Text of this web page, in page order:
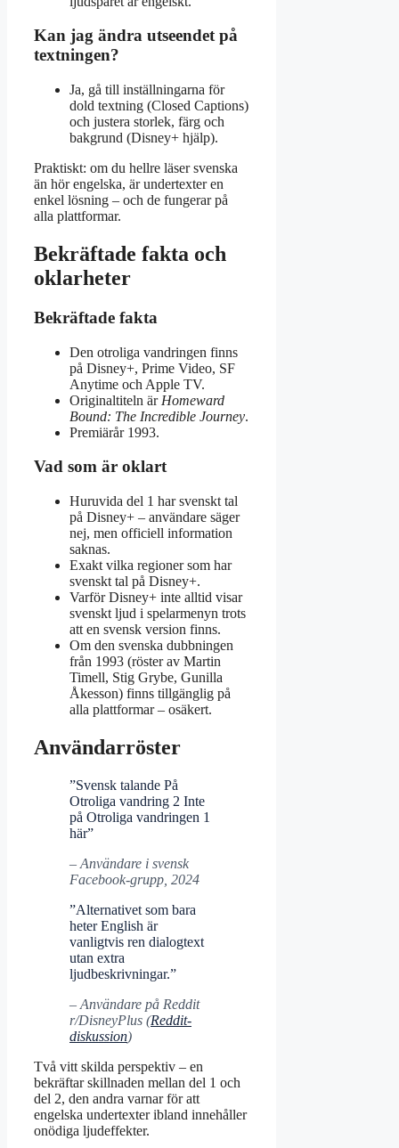
Kan jag ändra utseendet på
textningen?
Ja, gå till inställningarna för
dold textning (Closed Captions)
och justera storlek, färg och
bakgrund (Disney+ hjälp).
Praktiskt: om du hellre läser svenska
än hör engelska, är undertexter en
enkel lösning – och de fungerar på
alla plattformar.
Bekräftade fakta och
oklarheter
Bekräftade fakta
Den otroliga vandringen finns
på Disney+, Prime Video, SF
Anytime och Apple TV.
Originaltiteln är Homeward
Bound: The Incredible Journey.
Premiärår 1993.
Vad som är oklart
Huruvida del 1 har svenskt tal
på Disney+ – användare säger
nej, men officiell information
saknas.
Exakt vilka regioner som har
svenskt tal på Disney+.
Varför Disney+ inte alltid visar
svenskt ljud i spelarmenyn trots
att en svensk version finns.
Om den svenska dubbningen
från 1993 (röster av Martin
Timell, Stig Grybe, Gunilla
Åkesson) finns tillgänglig på
alla plattformar – osäkert.
Användarröster
”Svensk talande På
Otroliga vandring 2 Inte
på Otroliga vandringen 1
här”
– Användare i svensk
Facebook-grupp, 2024
”Alternativet som bara
heter English är
vanligtvis ren dialogtext
utan extra
ljudbeskrivningar.”
– Användare på Reddit
r/DisneyPlus (Reddit-
diskussion)
Två vitt skilda perspektiv – en
bekräftar skillnaden mellan del 1 och
del 2, den andra varnar för att
engelska undertexter ibland innehåller
onödiga ljudeffekter.